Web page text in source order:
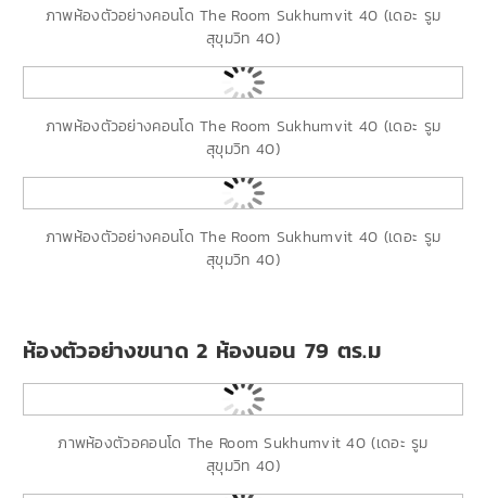
ภาพห้องตัวอย่างคอนโดThe Room Sukhumvit 40 (เดอะ รูม
สุขุมวิท 40)
ภาพห้องตัวอย่างคอนโด The Room Sukhumvit 40 (เดอะ รูม
สุขุมวิท 40)
ภาพห้องตัวอย่างคอนโด The Room Sukhumvit 40 (เดอะ รูม
สุขุมวิท 40)
ห้องตัวอย่างขนาด 2 ห้องนอน 79 ตร.ม
ภาพห้องตัวอคอนโด The Room Sukhumvit 40 (เดอะ รูม
สุขุมวิท 40)